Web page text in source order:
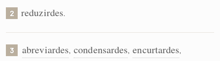
Conexões
2 reduzirdes.
3 abreviardes, condensardes, encurtardes,